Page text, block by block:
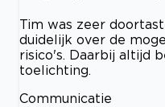
Tim was zeer
duidelijk over de
risico's. Daarbij altijd
toelichting.
Communicatie